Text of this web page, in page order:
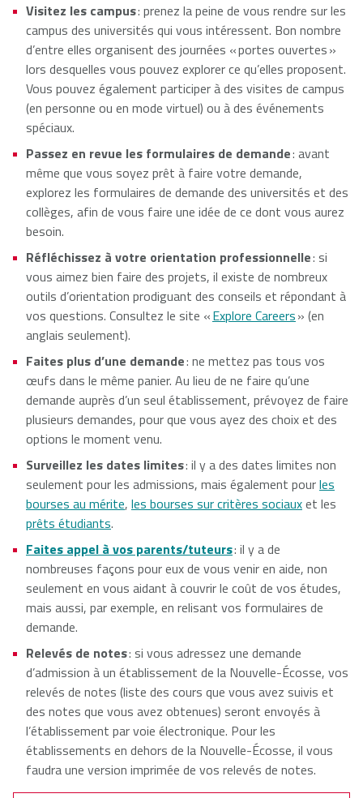
Visitez les campus: prenez la peine de vous rendre sur les
campus des universités qui vous intéressent. Bon nombre
d’entre elles organisent des journées « portes ouvertes »
lors desquelles vous pouvez explorer ce qu’elles proposent.
Vous pouvez également participer à des visites de campus
(en personne ou en mode virtuel) ou à des événements
spéciaux.
Passez en revue les formulaires de demande: avant
même que vous soyez prêt à faire votre demande,
explorez les formulaires de demande des universités et des
collèges, afin de vous faire une idée de ce dont vous aurez
besoin.
Réfléchissez à votre orientation professionnelle: si
vous aimez bien faire des projets, il existe de nombreux
outils d’orientation prodiguant des conseils et répondant à
vos questions. Consultez le site «Explore Careers» (en
anglais seulement).
Faites plus d’une demande: ne mettez pas tous vos
œufs dans le même panier. Au lieu de ne faire qu’une
demande auprès d’un seul établissement, prévoyez de faire
plusieurs demandes, pour que vous ayez des choix et des
options le moment venu.
Surveillez les dates limites: il y a des dates limites non
seulement pour les admissions, mais également pourles
bourses au mérite, les bourses sur critères sociauxet les
prêts étudiants.
Faites appel à vos parents/tuteurs: il y a de
nombreuses façons pour eux de vous venir en aide, non
seulement en vous aidant à couvrir le coût de vos études,
mais aussi, par exemple, en relisant vos formulaires de
demande.
Relevés de notes: si vous adressez une demande
d’admission à un établissement de la Nouvelle-Écosse, vos
relevés de notes (liste des cours que vous avez suivis et
des notes que vous avez obtenues) seront envoyés à
l’établissement par voie électronique. Pour les
établissements en dehors de la Nouvelle-Écosse, il vous
faudra une version imprimée de vos relevés de notes.